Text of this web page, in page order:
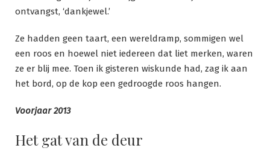
ontvangst, ‘dankjewel.’
Ze hadden geen taart, een wereldramp, sommigen wel
een roos en hoewel niet iedereen dat liet merken, waren
ze er blij mee. Toen ik gisteren wiskunde had, zag ik aan
het bord, op de kop een gedroogde roos hangen.
Voorjaar 2013
Het gat van de deur